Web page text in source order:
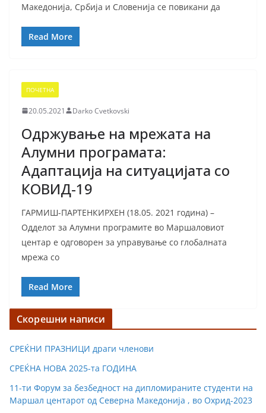
Македонија, Србија и Словенија се повикани да
Read More
ПОЧЕТНА
20.05.2021 Darko Cvetkovski
Одржување на мрежата на
Алумни програмата:
Адаптација на ситуацијата со
КОВИД-19
ГАРМИШ-ПАРТЕНКИРХЕН (18.05. 2021 година) –
Одделот за Алумни програмите во Маршаловиот
центар е одговорен за управување со глобалната
мрежа со
Read More
Скорешни написи
СРЕЌНИ ПРАЗНИЦИ драги членови
СРЕЌНА НОВА 2025-та ГОДИНА
11-ти Форум за безбедност на дипломираните студенти на
Маршал центарот од Северна Македонија , во Охрид-2023